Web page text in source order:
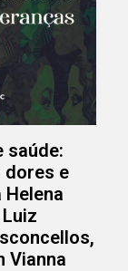
saúde:
dores e
Vianna